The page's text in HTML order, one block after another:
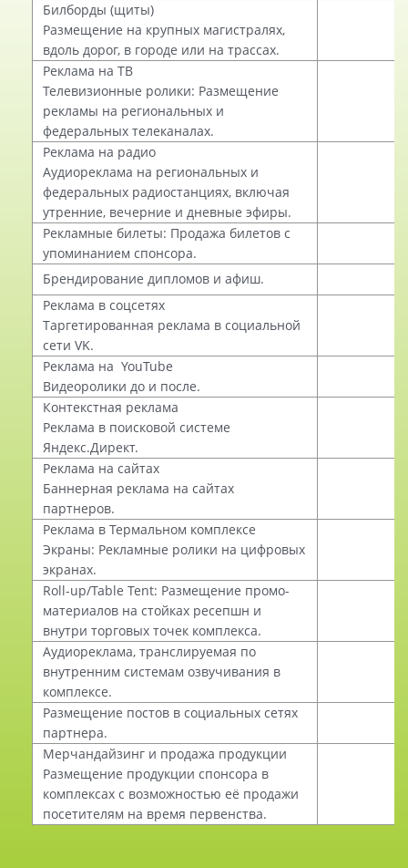
Билборды (щиты)
Размещение на крупных магистралях,
вдоль дорог, в городе или на трассах.
Реклама на ТВ
Телевизионные ролики: Размещение
рекламы на региональных и
федеральных телеканалах.
Реклама на радио
Аудиореклама на региональных и
федеральных радиостанциях, включая
утренние, вечерние и дневные эфиры.
Рекламные билеты: Продажа билетов с
упоминанием спонсора.
Брендирование дипломов и афиш.
Реклама в соцсетях
Таргетированная реклама в социальной
сети VK.
Реклама на YouTube
Видеоролики до и после.
Контекстная реклама
Реклама в поисковой системе
Яндекс.Директ.
Реклама на сайтах
Баннерная реклама на сайтах
партнеров.
Реклама в Термальном комплексе
Экраны: Рекламные ролики на цифровых
экранах.
Roll-up/Table Tent: Размещение промо-
материалов на стойках ресепшн и
внутри торговых точек комплекса.
Аудиореклама, транслируемая по
внутренним системам озвучивания в
комплексе.
Размещение постов в социальных сетях
партнера.
Мерчандайзинг и продажа продукции
Размещение продукции спонсора в
комплексах с возможностью её продажи
посетителям на время первенства.